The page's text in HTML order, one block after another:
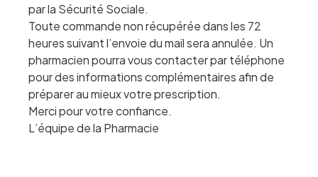
par la Sécurité Sociale.
Toute commande non récupérée dans les 72
heures suivant l’envoie du mail sera annulée. Un
pharmacien pourra vous contacter par téléphone
pour des informations complémentaires afin de
préparer au mieux votre prescription.
Merci pour votre confiance.
L’équipe de la Pharmacie